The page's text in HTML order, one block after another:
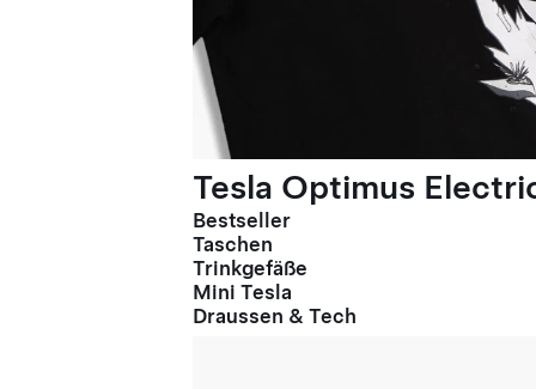
Tesla Optimus
Bestseller
Taschen
Trinkgefäße
Mini Tesla
Draussen & Tech